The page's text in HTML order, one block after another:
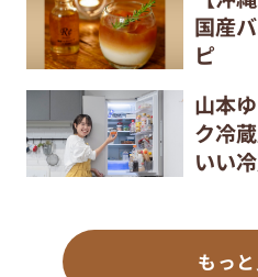
国産
ピ
山本
ク冷
いい
もっ